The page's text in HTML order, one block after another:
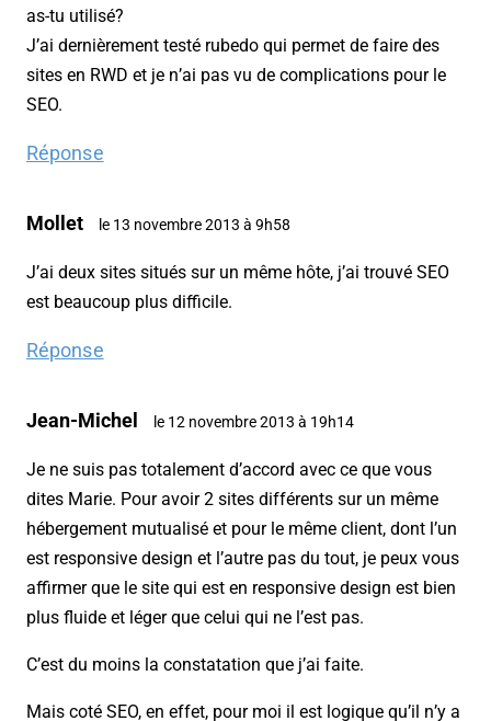
as-tu utilisé?
J’ai dernièrement testé rubedo qui permet de faire des
sites en RWD et je n’ai pas vu de complications pour le
SEO.
Réponse
Mollet le 13 novembre 2013 à 9h58
J’ai deux sites situés sur un même hôte, j’ai trouvé SEO
est beaucoup plus difficile.
Réponse
Jean-Michel le 12 novembre 2013 à 19h14
Je ne suis pas totalement d’accord avec ce que vous
dites Marie. Pour avoir 2 sites différents sur un même
hébergement mutualisé et pour le même client, dont l’un
est responsive design et l’autre pas du tout, je peux vous
affirmer que le site qui est en responsive design est bien
plus fluide et léger que celui qui ne l’est pas.
C’est du moins la constatation que j’ai faite.
Mais coté SEO, en effet, pour moi il est logique qu’il n’y a